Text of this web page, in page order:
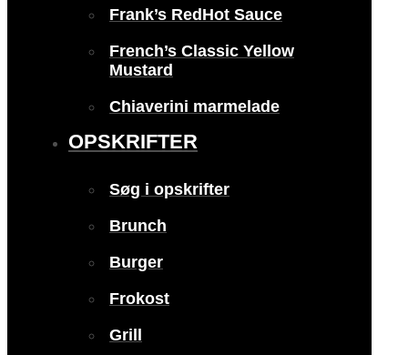
Frank’s RedHot Sauce
French’s Classic Yellow
Mustard
Chiaverini marmelade
OPSKRIFTER
Søg i opskrifter
Brunch
Burger
Frokost
Grill